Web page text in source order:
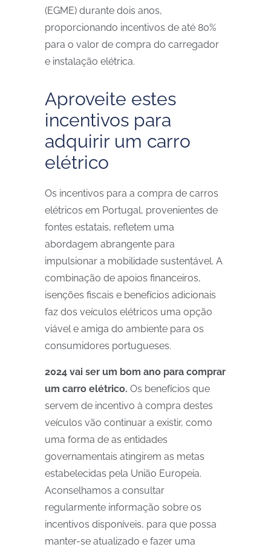
(EGME) durante dois anos,
proporcionando incentivos de até 80%
para o valor de compra do carregador
e instalação elétrica.
Aproveite estes
incentivos para
adquirir um carro
elétrico
Os incentivos para a compra de carros
elétricos em Portugal, provenientes de
fontes estatais, refletem uma
abordagem abrangente para
impulsionar a mobilidade sustentável. A
combinação de apoios financeiros,
isenções fiscais e benefícios adicionais
faz dos veículos elétricos uma opção
viável e amiga do ambiente para os
consumidores portugueses.
2024 vai ser um bom ano para comprar
um carro elétrico. Os benefícios que
servem de incentivo à compra destes
veículos vão continuar a existir, como
uma forma de as entidades
governamentais atingirem as metas
estabelecidas pela União Europeia.
Aconselhamos a consultar
regularmente informação sobre os
incentivos disponíveis, para que possa
manter-se atualizado e fazer uma